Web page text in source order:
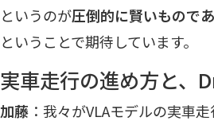
というのが圧倒的に賢いもので
ということで期待しています。
実車走行の進め方と、
加藤 ：我々がVLAモデルの実車